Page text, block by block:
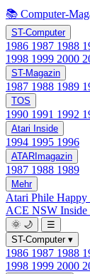
📚 Computer-
ST-Computer
1986 1987 1988
1998 1999 2000
ST-Magazin
1987 1988 1989
TOS
1990 1991 1992
Atari Inside
1994 1995 1996
ATARImagazin
1987 1988 1989
Mehr
Atari Phile Happy
ACE NSW Inside
🌞 🌙
☰
ST-Computer ▾
1986 1987 1988
1998 1999 2000